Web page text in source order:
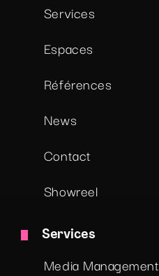
Services
Espaces
Références
News
Contact
Showreel
Services
Media Management